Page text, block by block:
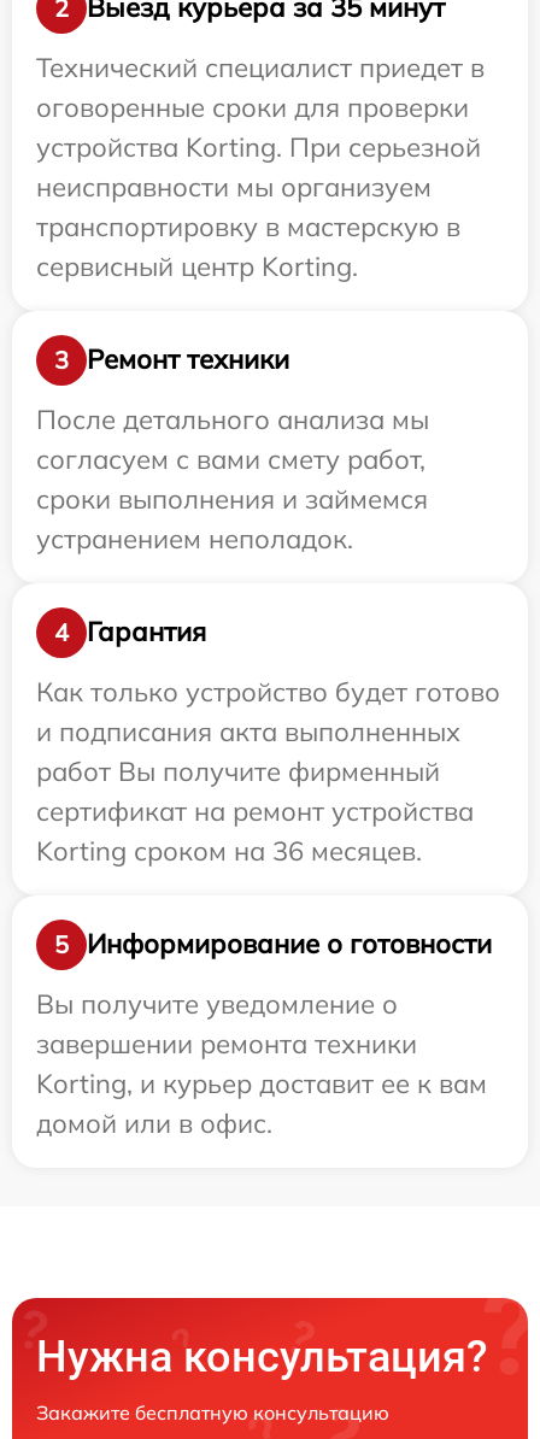
2
Выезд курьера за 35 минут
Технический специалист приедет в
оговоренные сроки для проверки
устройства Korting. При серьезной
неисправности мы организуем
транспортировку в мастерскую в
сервисный центр Korting.
3
Ремонт техники
После детального анализа мы
согласуем с вами смету работ,
сроки выполнения и займемся
устранением неполадок.
4
Гарантия
Как только устройство будет готово
и подписания акта выполненных
работ Вы получите фирменный
сертификат на ремонт устройства
Korting сроком на 36 месяцев.
5
Информирование о готовности
Вы получите уведомление о
завершении ремонта техники
Korting, и курьер доставит ее к вам
домой или в офис.
Нужна консультация?
Закажите бесплатную консультацию